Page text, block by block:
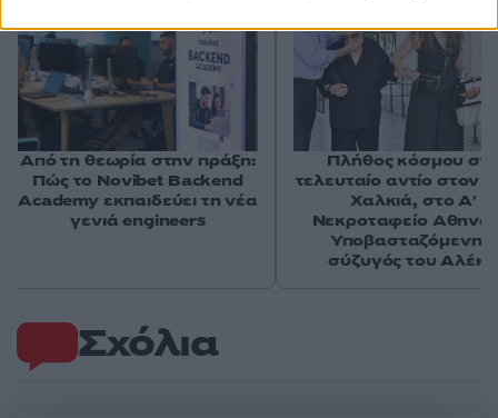
Σχόλια
Από τη θεωρία στην πράξη:
Πώς το Novibet Backend
Academy εκπαιδεύει τη νέα
γενιά engineers
Πλήθος κόσμου
τελευταίο αντίο στον
Χαλκιά, στο Α'
Νεκροταφείο
Υποβασταζόμενη η
σύζυγός του Αλέκα